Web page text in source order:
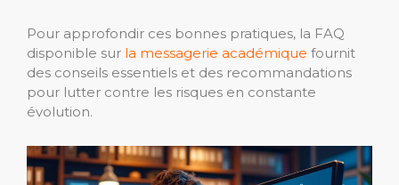
Pour approfondir ces bonnes pratiques, la FAQ
disponible sur la messagerie académique fournit
des conseils essentiels et des recommandations
pour lutter contre les risques en constante
évolution.